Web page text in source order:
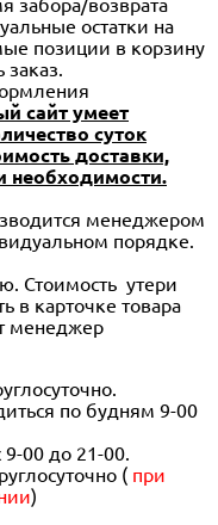
забора/возврата
остатки на
позиции в корзину
сайт умеет
суток
доставки,
необходимости.
менеджером
порядке.
Стоимость утери
в карточке товара
менеджер
по будням 9-00
00 до 21-00.
( при
)